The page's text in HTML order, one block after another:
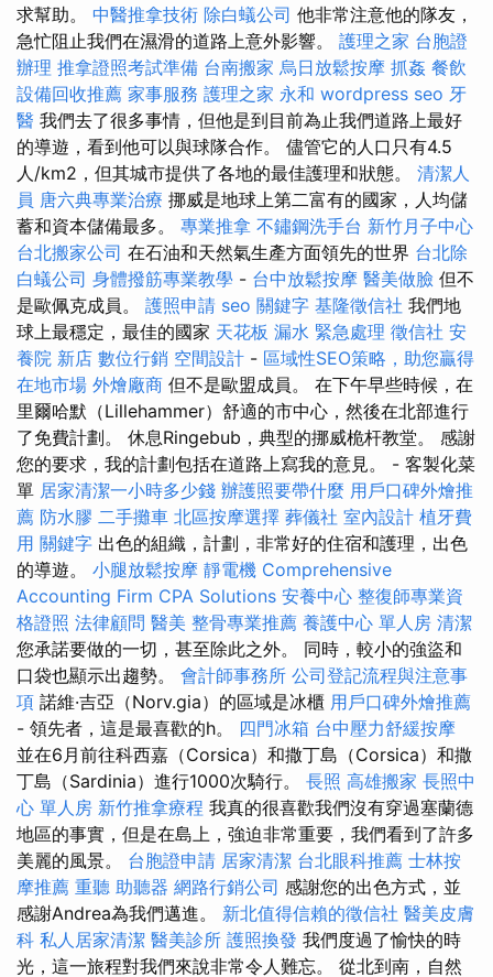
求幫助。 中醫推拿技術 除白蟻公司 他非常注意他的隊友，
急忙阻止我們在濕滑的道路上意外影響。 護理之家 台胞證
辦理 推拿證照考試準備 台南搬家 烏日放鬆按摩 抓姦 餐飲
設備回收推薦 家事服務 護理之家 永和 wordpress seo 牙
醫 我們去了很多事情，但他是到目前為止我們道路上最好
的導遊，看到他可以與球隊合作。 儘管它的人口只有4.5
人/km2，但其城市提供了各地的最佳護理和狀態。 清潔人
員 唐六典專業治療 挪威是地球上第二富有的國家，人均儲
蓄和資本儲備最多。 專業推拿 不鏽鋼洗手台 新竹月子中心
台北搬家公司 在石油和天然氣生產方面領先的世界 台北除
白蟻公司 身體撥筋專業教學 - 台中放鬆按摩 醫美做臉 但不
是歐佩克成員。 護照申請 seo 關鍵字 基隆徵信社 我們地
球上最穩定，最佳的國家 天花板 漏水 緊急處理 徵信社 安
養院 新店 數位行銷 空間設計 - 區域性SEO策略，助您贏得
在地市場 外燴廠商 但不是歐盟成員。 在下午早些時候，在
里爾哈默（Lillehammer）舒適的市中心，然後在北部進行
了免費計劃。 休息Ringebub，典型的挪威桅杆教堂。 感謝
您的要求，我的計劃包括在道路上寫我的意見。 - 客製化菜
單 居家清潔一小時多少錢 辦護照要帶什麼 用戶口碑外燴推
薦 防水膠 二手攤車 北區按摩選擇 葬儀社 室內設計 植牙費
用 關鍵字 出色的組織，計劃，非常好的住宿和護理，出色
的導遊。 小腿放鬆按摩 靜電機 Comprehensive
Accounting Firm CPA Solutions 安養中心 整復師專業資
格證照 法律顧問 醫美 整骨專業推薦 養護中心 單人房 清潔
您承諾要做的一切，甚至除此之外。 同時，較小的強盜和
口袋也顯示出趨勢。 會計師事務所 公司登記流程與注意事
項 諾維·吉亞（Norv.gia）的區域是冰櫃 用戶口碑外燴推薦
- 領先者，這是最喜歡的h。 四門冰箱 台中壓力舒緩按摩
並在6月前往科西嘉（Corsica）和撒丁島（Corsica）和撒
丁島（Sardinia）進行1000次騎行。 長照 高雄搬家 長照中
心 單人房 新竹推拿療程 我真的很喜歡我們沒有穿過塞蘭德
地區的事實，但是在島上，強迫非常重要，我們看到了許多
美麗的風景。 台胞證申請 居家清潔 台北眼科推薦 士林按
摩推薦 重聽 助聽器 網路行銷公司 感謝您的出色方式，並
感謝Andrea為我們邁進。 新北值得信賴的徵信社 醫美皮膚
科 私人居家清潔 醫美診所 護照換發 我們度過了愉快的時
光，這一旅程對我們來說非常令人難忘。 從北到南，自然